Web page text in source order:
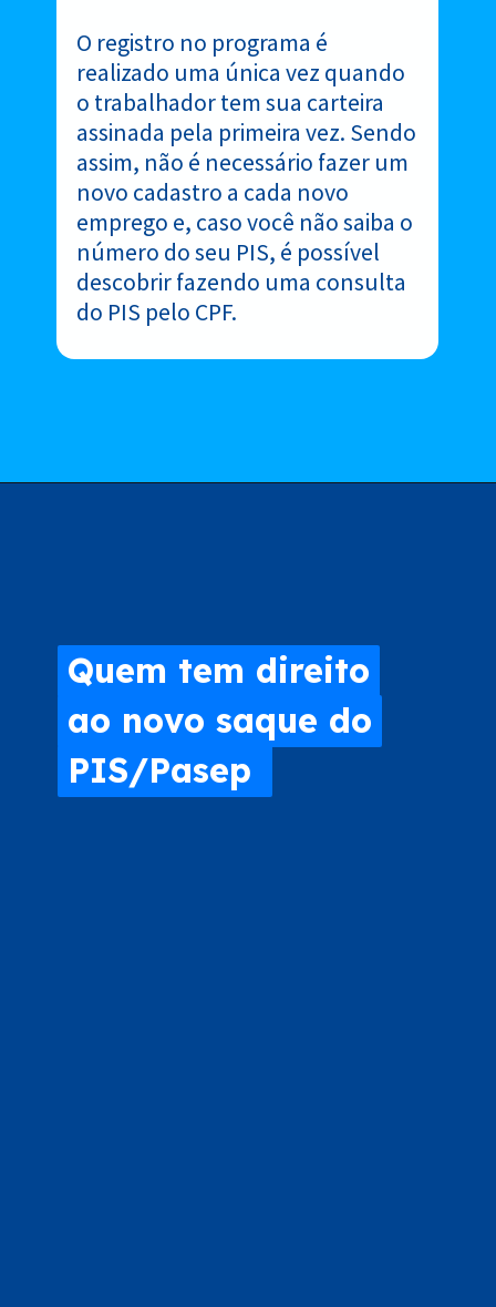
O registro no programa é
realizado uma única vez quando
o trabalhador tem sua carteira
assinada pela primeira vez. Sendo
assim, não é necessário fazer um
novo cadastro a cada novo
emprego e, caso você não saiba o
número do seu PIS, é possível
descobrir fazendo uma consulta
do PIS pelo CPF.
Quem tem direito
ao novo saque do
PIS/Pasep
Quem tem direito
ao novo saque do
PIS/Pasep